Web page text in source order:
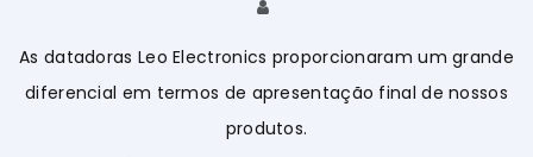
As datadoras Leo Electronics proporcionaram um grande
diferencial em termos de apresentação final de nossos
produtos.